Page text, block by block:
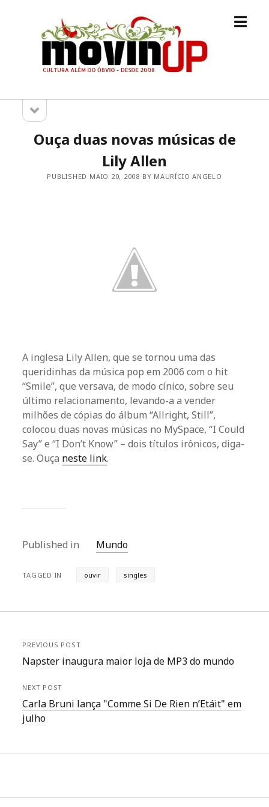
M.O.V.I.N
[UP]
open
Sidebarsidebar
Ouça duas novas músicas de
Lily Allen
PUBLISHED MAIO 20, 2008 BY MAURÍCIO ANGELO
A inglesa Lily Allen, que se tornou uma das
queridinhas da música pop em 2006 com o hit
“Smile”, que versava, de modo cínico, sobre seu
último relacionamento, levando-a a vender
milhões de cópias do álbum “Allright, Still”,
colocou duas novas músicas no MySpace, “I Could
Say” e “I Don’t Know” – dois títulos irônicos, diga-
se. Ouça neste link.
Published in Mundo
TAGGED IN ouvir singles
PREVIOUS POST
Napster inaugura maior loja de MP3 do mundo
NEXT POST
Carla Bruni lança "Comme Si De Rien n’Etáit" em
julho